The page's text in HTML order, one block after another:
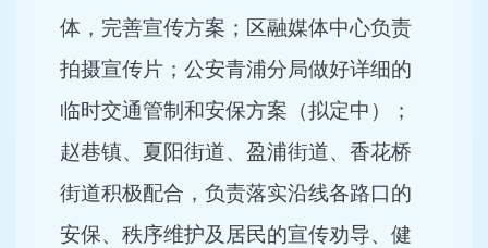
体，完善宣传方案；区融媒体中心负责
拍摄宣传片；公安青浦分局做好详细的
临时交通管制和安保方案（拟定中）；
赵巷镇、夏阳街道、盈浦街道、香花桥
街道积极配合，负责落实沿线各路口的
安保、秩序维护及居民的宣传劝导、健